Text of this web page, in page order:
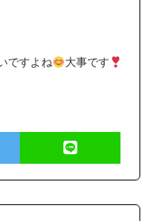
ですよね
大事です